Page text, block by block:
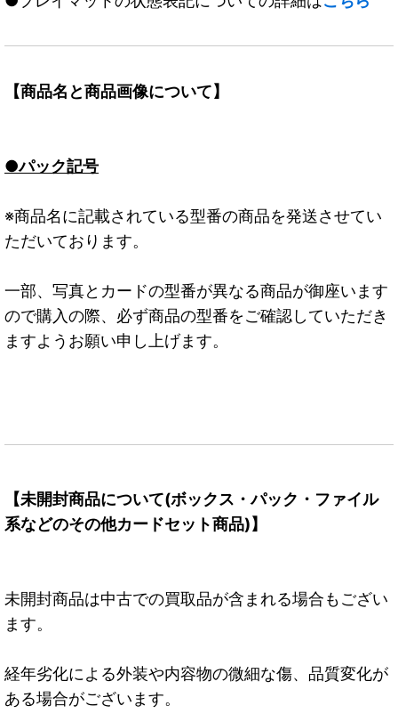
【商品名と商品画像について】
●パック記号
※商品名に記載されている型番の商品を発送させてい
ただいております。
一部、写真とカードの型番が異なる商品が御座います
ので購入の際、必ず商品の型番をご確認していただき
ますようお願い申し上げます。
【未開封商品について(ボックス・パック・ファイル
系などのその他カードセット商品)】
未開封商品は中古での買取品が含まれる場合もござい
ます。
経年劣化による外装や内容物の微細な傷、品質変化が
ある場合がございます。